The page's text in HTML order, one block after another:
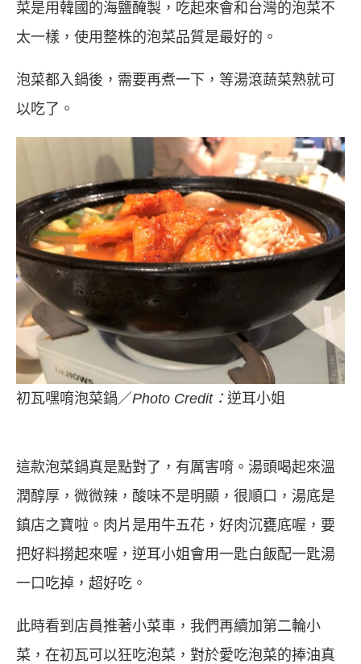
菜是用韓國的海鹽醃製，吃起來會和台灣的泡菜不
太一樣，使用整株的泡菜品質是最好的。
泡菜都入鍋後，需要再煮一下，等湯滾蔬菜熟就可
以吃了。
初瓦嘿唷泡菜鍋／Photo Credit： 逆耳小姐
這款泡菜鍋真是點對了，有厲害唷。湯頭喝起來溫
潤醇厚，微微辣，酸味不是明顯，很順口，湯底是
鎮店之寶啦。肉片是用牛五花，好肉沉甕底喔，要
把好料撈起來喔，逆耳小姐會用一匙白飯配一匙湯
一口吃掉，超好吃。
此時看到店員推著小菜車，我們再續加第二輪小
菜，在初瓦可以狂吃泡菜，對於愛吃泡菜的捧油真